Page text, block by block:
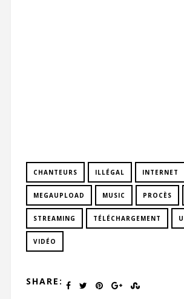
CHANTEURS ILLÉGAL INTERNET
MEGAUPLOAD MUSIC PROCÈS
STREAMING TÉLÉCHARGEMENT
VIDÉO
SHARE: